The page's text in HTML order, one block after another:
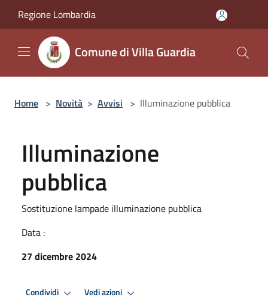
Regione Lombardia
Comune di Villa Guardia
Home > Novità > Avvisi > Illuminazione pubblica
Illuminazione
pubblica
Sostituzione lampade illuminazione pubblica
Data :
27 dicembre 2024
Condividi Vedi azioni